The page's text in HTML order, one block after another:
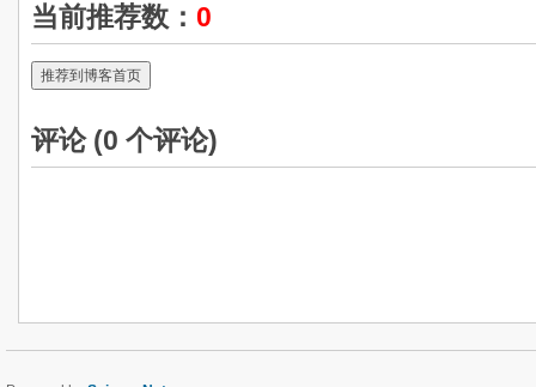
当前推荐数： 0
推荐到博客首页
评论 (0 个评论)